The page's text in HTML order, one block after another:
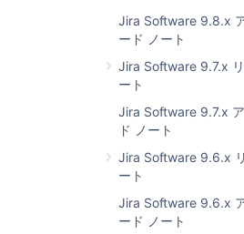
Jira Software 9.8.x
ード ノート
Jira Software 9.7.x
ート
Jira Software 9.7.x
ド ノート
Jira Software 9.6.x
ート
Jira Software 9.6.x
ード ノート
をお読みください。
このアップグレード
キップする JIRA
バージョンについて、
さい。
JIRA 開発者向け
アドオンまたはスクリプトに